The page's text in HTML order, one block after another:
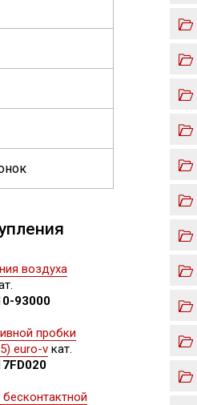
воздуха
93000
пробки
euro-v кат.